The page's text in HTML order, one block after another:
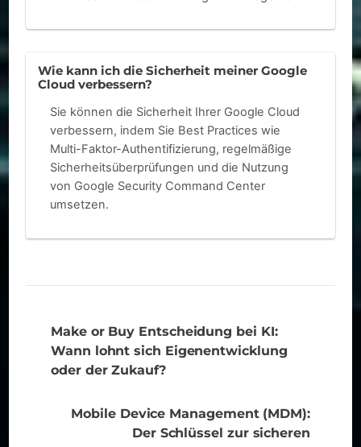
Wie kann ich die Sicherheit meiner Google
Cloud verbessern?
Sie können die Sicherheit Ihrer Google Cloud
verbessern, indem Sie Best Practices wie
Multi-Faktor-Authentifizierung, regelmäßige
Sicherheitsüberprüfungen und die Nutzung
von Google Security Command Center
umsetzen.
Make or Buy Entscheidung bei KI:
Wann lohnt sich Eigenentwicklung
oder der Zukauf?
Mobile Device Management (MDM):
Der Schlüssel zur sicheren